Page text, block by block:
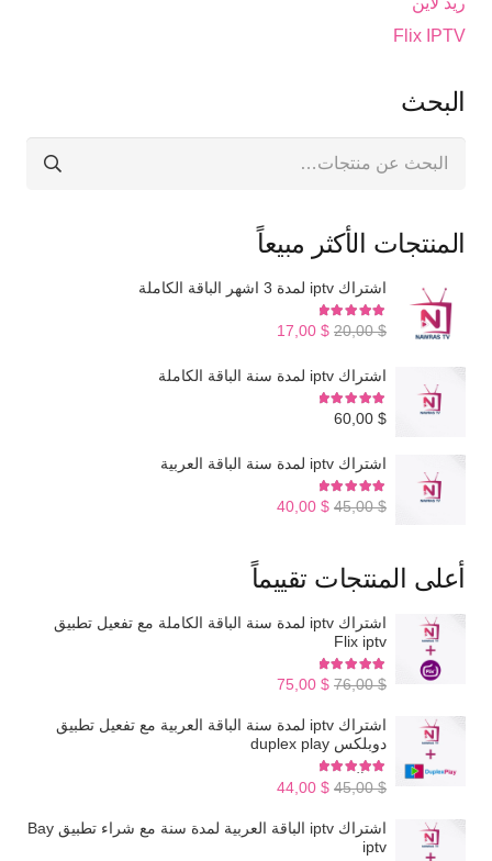
Flix IPTV
البحث
المنتجات الأكثر مبيعاً
اشتراك iptv لمدة 3 اشهر الباقة الكاملة
تم التقييم 5.00من 5
$
20,00
السعر
هو:
$
هو:
اشتراك iptv لمدة سنة الباقة الكاملة
تم التقييم
$
اشتراك iptv لمدة سنة الباقة العربية
تم التقييم 4.98 من 5
$
45,00
السعر
$ 45,00.
$
السعر
هو:
$ 40,00.
أعلى المنتجات تقييماً
اشتراك iptv لمدة سنة الباقة الكاملة مع تفعيل تطبيق
Flix iptv
تم التقييم 5.00من 5
$
76,00
السعر
هو:
$ 76,00.
$
السعر
هو:
اشتراك iptv لمدة سنة الباقة العربية مع تفعيل تطبيق
دوبلكس duplex play
تم التقييم 5.00 من 5
$
45,00
السعر
$
السعر
اشتراك iptv الباقة العربية لمدة سنة مع شراء تطبيق Bay
iptv